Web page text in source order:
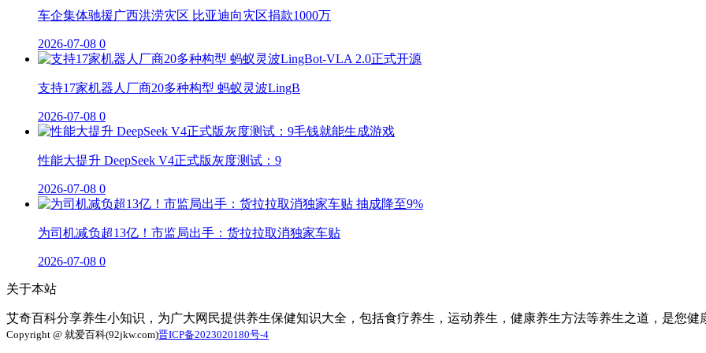
车企集体驰援广西洪涝灾区 比亚迪向灾区捐款1000万
2026-07-08 0
支持17家机器人厂商20多种构型 蚂蚁灵波LingB
2026-07-08 0
性能大提升 DeepSeek V4正式版灰度测试：9
2026-07-08 0
为司机减负超13亿！市监局出手：货拉拉取消独家车贴
2026-07-08 0
关于本站
艾奇百科分享养生小知识，为广大网民提供养生保健知识大全，包括食疗养生，运动养生，健康养生方法等养生之道，是您健
Copyright @ 就爱百科(92jkw.com)晋ICP备2023020180号-4